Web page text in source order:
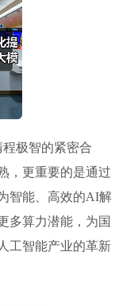
极智的紧密合
，更重要的是通过
智能、高效的AI解
多算力潜能，为国
工智能产业的革新